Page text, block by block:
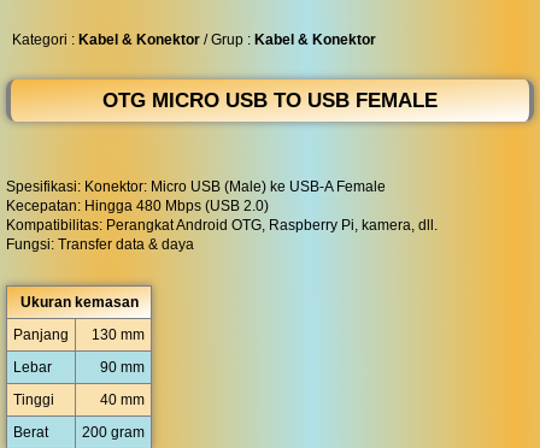
Kategori : Kabel & Konektor / Grup : Kabel & Konektor
OTG MICRO USB TO USB FEMALE
Spesifikasi: Konektor: Micro USB (Male) ke USB-A Female
Kecepatan: Hingga 480 Mbps (USB 2.0)
Kompatibilitas: Perangkat Android OTG, Raspberry Pi, kamera, dll.
Fungsi: Transfer data & daya
Ukuran kemasan
Panjang
130 mm
Lebar
90 mm
Tinggi
40 mm
Berat
200 gram